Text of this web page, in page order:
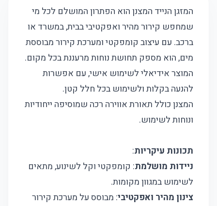
המזגן הנייד המצנן הוא הפתרון המושלם לכל מי
שמחפש קירור מהיר ואפקטיבי בבית, במשרד או
ברכב. עם עיצוב קומפקטי ומערכת קירור מבוססת
מים, הוא מספק תחושת נוחות מרעננת בכל מקום.
המוצר אידיאלי לשימוש אישי, עם אפשרות
להנעה בקלות ולשימוש בכל חלל קטן.
המצנן כולל תאורת אווירה רכה שמוסיפה ייחודיות
ונוחות לשימוש.
תכונות עיקריות:
ניידות מושלמת: קומפקטי וקל לשינוע, מתאים
לשימוש במגוון מקומות.
צינון מהיר ואפקטיבי: מבוסס על מערכת קירור